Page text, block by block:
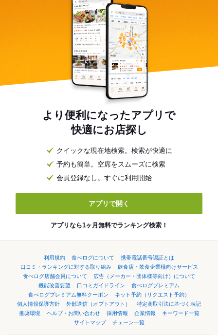
より便利になったアプリで
快適にお店探し
クイックな現在地検索。検索が快適に
予約も簡単。空席をスムーズに検索
会員登録なし。すぐに利用開始
アプリで開く
アプリなら1ヶ月無料でランキング検索！
利用規約 食べログについて
携帯電話番号認証とは
口コミ・ランキングに対する取り組み
飲食店・飲食企業様向けサービス
食べログ店舗会員について
広告（メーカー・団体様等向け）について
機能改善要望
口コミガイドライン
食べログプレミアム
食べログプレミアム無料クーポン
ネット予約（リクエスト予約）
個人情報保護方針
外部送信（オプトアウト）
特定商取引法に基づく表記
推奨環境
ヘルプ・お問い合わせ 採用情報 企業情報
キーワード一覧
サイトマップ
チェーン一覧